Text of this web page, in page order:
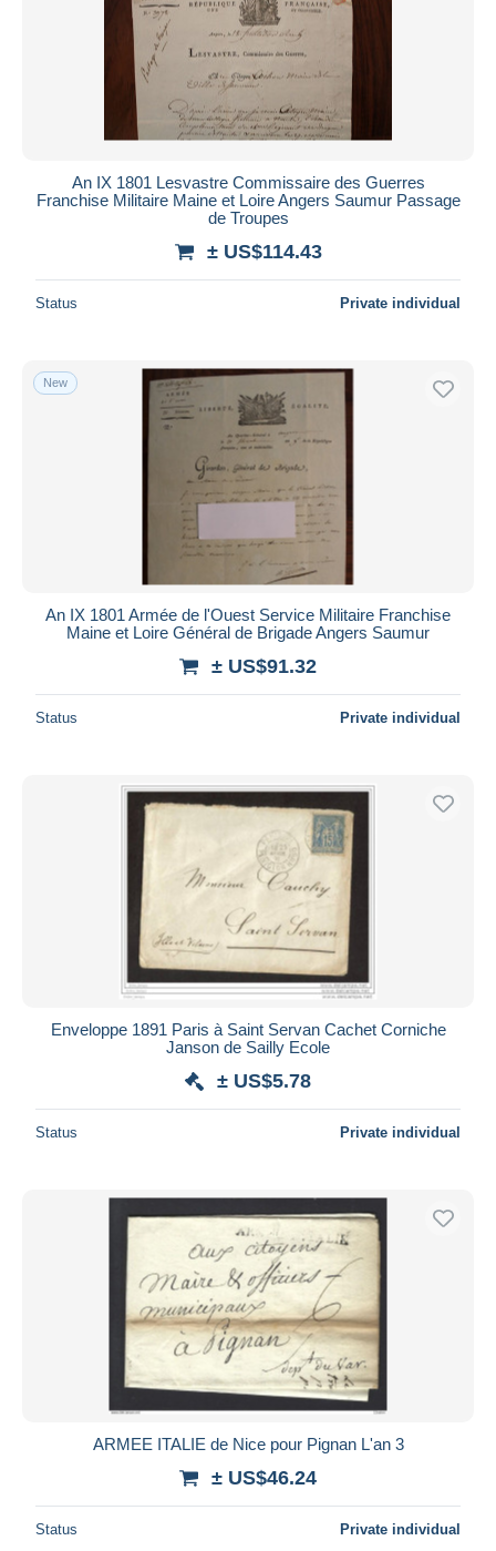
An IX 1801 Lesvastre Commissaire des Guerres
Franchise Militaire Maine et Loire Angers Saumur Passage
de Troupes
± US$114.43
Status Private individual
New
An IX 1801 Armée de l'Ouest Service Militaire Franchise
Maine et Loire Général de Brigade Angers Saumur
± US$91.32
Status Private individual
Enveloppe 1891 Paris à Saint Servan Cachet Corniche
Janson de Sailly Ecole
± US$5.78
Status Private individual
ARMEE ITALIE de Nice pour Pignan L'an 3
± US$46.24
Status Private individual